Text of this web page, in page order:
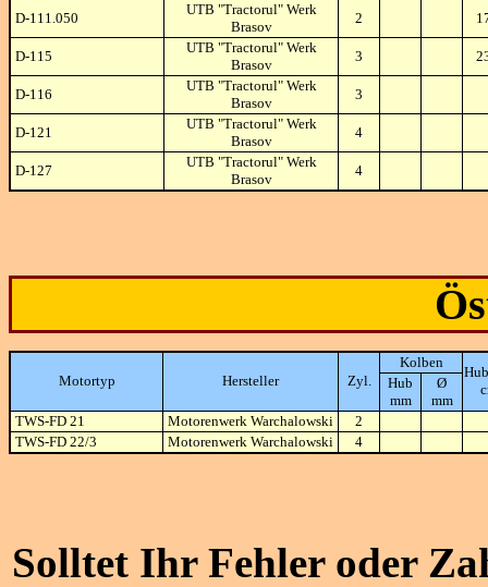
D-111.050
UTB "Tractorul" Werk
Brasov
2
D-115
UTB "Tractorul" Werk
Brasov
3
D-116
UTB "Tractorul" Werk
Brasov
3
D-121
UTB "Tractorul" Werk
Brasov
4
D-127
UTB "Tractorul" Werk
Brasov
4
Motortyp Hersteller Zyl.
Kolben
Hub
mm
Ø
mm
TWS-FD 21
Motorenwerk Warchalowski
2
TWS-FD 22/3
Motorenwerk Warchalowski 4
Solltet Ihr Fehler oder